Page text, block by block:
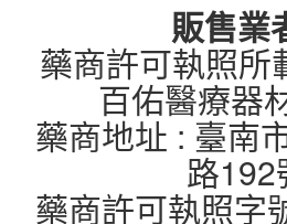
販售業
藥商許可執照所
百佑醫療器
藥商地址 : 臺南
路192
藥商許可執照字